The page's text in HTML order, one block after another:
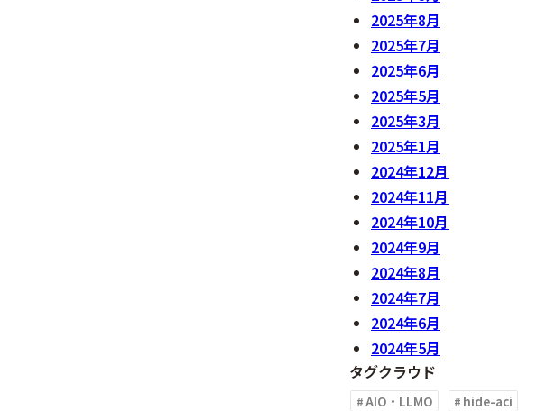
2025年8月
2025年7月
2025年6月
2025年5月
2025年3月
2025年1月
2024年12月
2024年11月
2024年10月
2024年9月
2024年8月
2024年7月
2024年6月
2024年5月
タグクラウド
AIO・LLMO
hide-aci